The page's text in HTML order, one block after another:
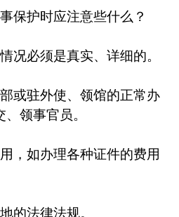
保护时应注意些什么？
况必须是真实、详细的。
或驻外使、领馆的正常办
领事官员。
，如办理各种证件的费用
的法律法规。